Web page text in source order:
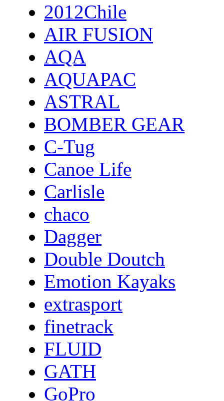
2012Chile
AIR FUSION
AQA
AQUAPAC
ASTRAL
BOMBER GEAR
C-Tug
Canoe Life
Carlisle
chaco
Dagger
Double Doutch
Emotion Kayaks
extrasport
finetrack
FLUID
GATH
GoPro